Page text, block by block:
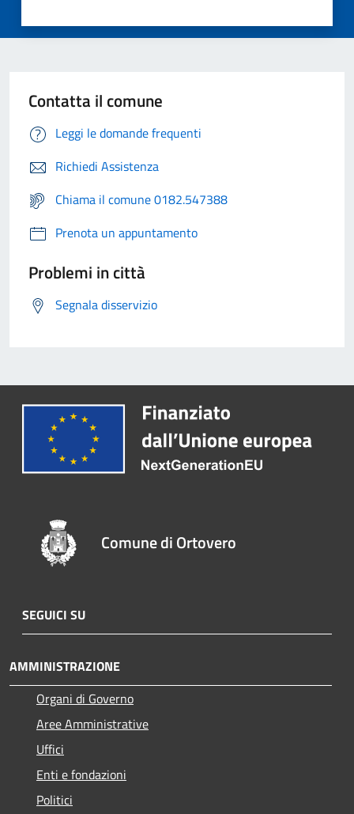
Contatta il comune
Leggi le domande frequenti
Richiedi Assistenza
Chiama il comune 0182.547388
Prenota un appuntamento
Problemi in città
Segnala disservizio
Comune di Ortovero
SEGUICI SU
AMMINISTRAZIONE
Organi di Governo
Aree Amministrative
Uffici
Enti e fondazioni
Politici